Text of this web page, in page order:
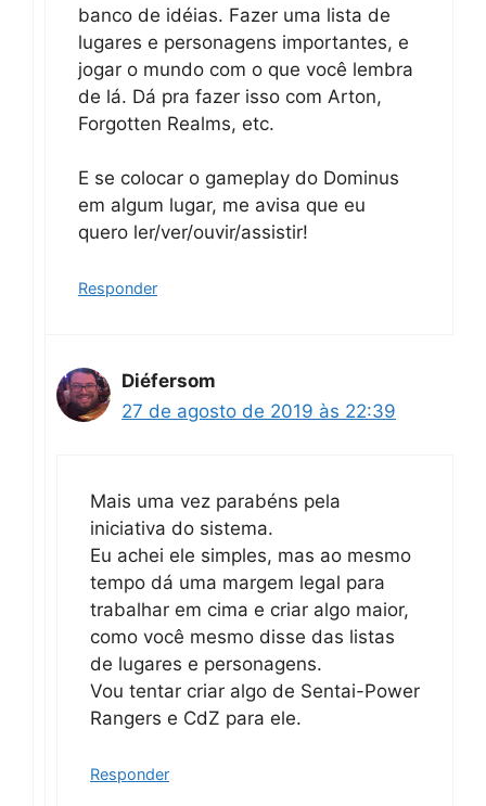
banco de idéias. Fazer uma lista de
lugares e personagens importantes, e
jogar o mundo com o que você lembra
de lá. Dá pra fazer isso com Arton,
Forgotten Realms, etc.
E se colocar o gameplay do Dominus
em algum lugar, me avisa que eu
quero ler/ver/ouvir/assistir!
Responder
Diéfersom
27 de agosto de 2019 às 22:39
Mais uma vez parabéns pela
iniciativa do sistema.
Eu achei ele simples, mas ao mesmo
tempo dá uma margem legal para
trabalhar em cima e criar algo maior,
como você mesmo disse das listas
de lugares e personagens.
Vou tentar criar algo de Sentai-Power
Rangers e CdZ para ele.
Responder